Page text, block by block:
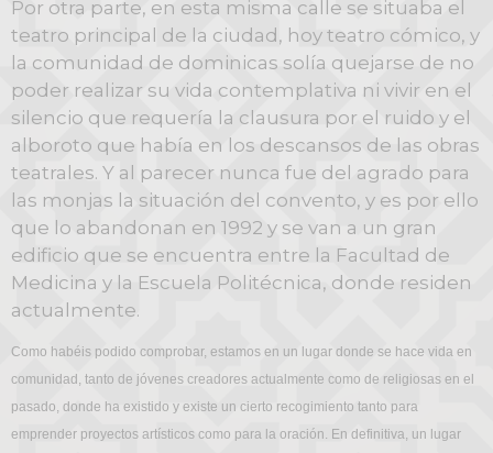
Por otra parte, en esta misma calle se situaba el
teatro principal de la ciudad, hoy teatro cómico, y
la comunidad de dominicas solía quejarse de no
poder realizar su vida contemplativa ni vivir en el
silencio que requería la clausura por el ruido y el
alboroto que había en los descansos de las obras
teatrales. Y al parecer nunca fue del agrado para
las monjas la situación del convento, y es por ello
que lo abandonan en 1992 y se van a un gran
edificio que se encuentra entre la Facultad de
Medicina y la Escuela Politécnica, donde residen
actualmente.
Como habéis podido comprobar, estamos en un lugar donde se hace vida en
comunidad, tanto de jóvenes creadores actualmente como de religiosas en el
pasado, donde ha existido y existe un cierto recogimiento tanto para
emprender proyectos artísticos como para la oración. En definitiva, un lugar